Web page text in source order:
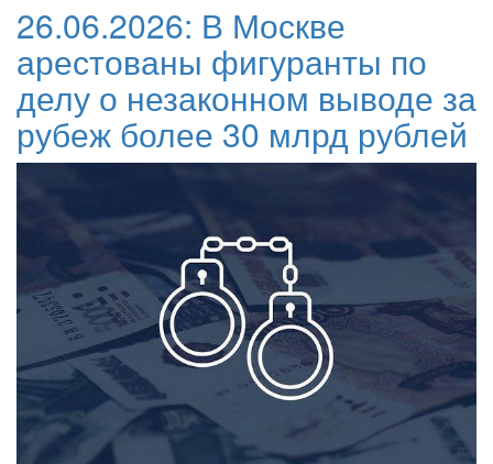
26.06.2026: В Москве
арестованы фигуранты по
делу о незаконном выводе за
рубеж более 30 млрд рублей